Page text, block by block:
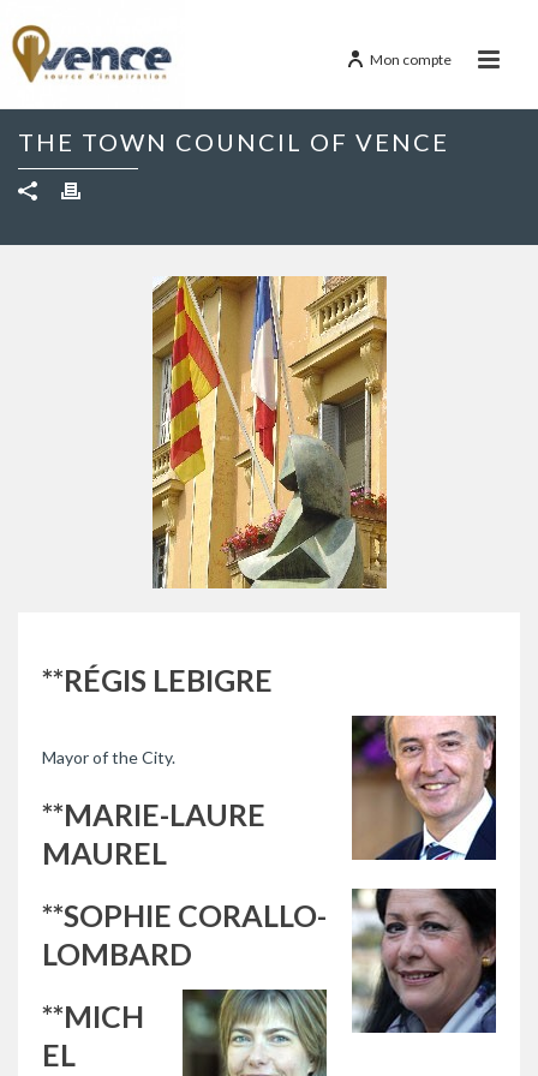
Mon compte
THE TOWN COUNCIL OF VENCE
**RÉGIS LEBIGRE
Mayor of the City.
**MARIE-LAURE
MAUREL
**SOPHIE CORALLO-
LOMBARD
**MICH
EL